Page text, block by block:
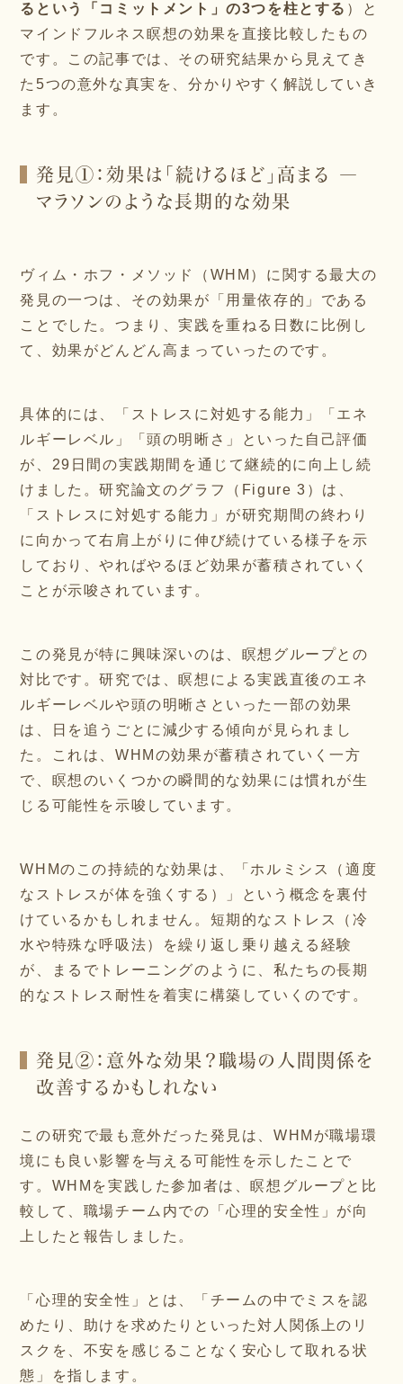
るという「コミットメント」の3つを柱とする ）と
マインドフルネス瞑想の効果を直接比較したもの
です。この記事では、その研究結果から見えてき
た5つの意外な真実を、分かりやすく解説していき
ます。
発見①：効果は「続けるほど」高まる ―
マラソンのような長期的な効果
ヴィム・ホフ・メソッド（WHM）に関する最大の
発見の一つは、その効果が「用量依存的」である
ことでした。つまり、実践を重ねる日数に比例し
て、効果がどんどん高まっていったのです。
具体的には、「ストレスに対処する能力」「エネ
ルギーレベル」「頭の明晰さ」といった自己評価
が、29日間の実践期間を通じて継続的に向上し続
けました。研究論文のグラフ（Figure 3）は、
「ストレスに対処する能力」が研究期間の終わり
に向かって右肩上がりに伸び続けている様子を示
しており、やればやるほど効果が蓄積されていく
ことが示唆されています。
この発見が特に興味深いのは、瞑想グループとの
対比です。研究では、瞑想による実践直後のエネ
ルギーレベルや頭の明晰さといった一部の効果
は、日を追うごとに減少する傾向が見られまし
た。これは、WHMの効果が蓄積されていく一方
で、瞑想のいくつかの瞬間的な効果には慣れが生
じる可能性を示唆しています。
WHMのこの持続的な効果は、「ホルミシス（適度
なストレスが体を強くする）」という概念を裏付
けているかもしれません。短期的なストレス（冷
水や特殊な呼吸法）を繰り返し乗り越える経験
が、まるでトレーニングのように、私たちの長期
的なストレス耐性を着実に構築していくのです。
発見②：意外な効果？職場の人間関係を
改善するかもしれない
この研究で最も意外だった発見は、WHMが職場環
境にも良い影響を与える可能性を示したことで
す。WHMを実践した参加者は、瞑想グループと比
較して、職場チーム内での「心理的安全性」が向
上したと報告しました。
「心理的安全性」とは、「チームの中でミスを認
めたり、助けを求めたりといった対人関係上のリ
スクを、不安を感じることなく安心して取れる状
態」を指します。